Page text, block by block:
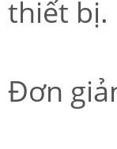
thiết bị.
Đơn